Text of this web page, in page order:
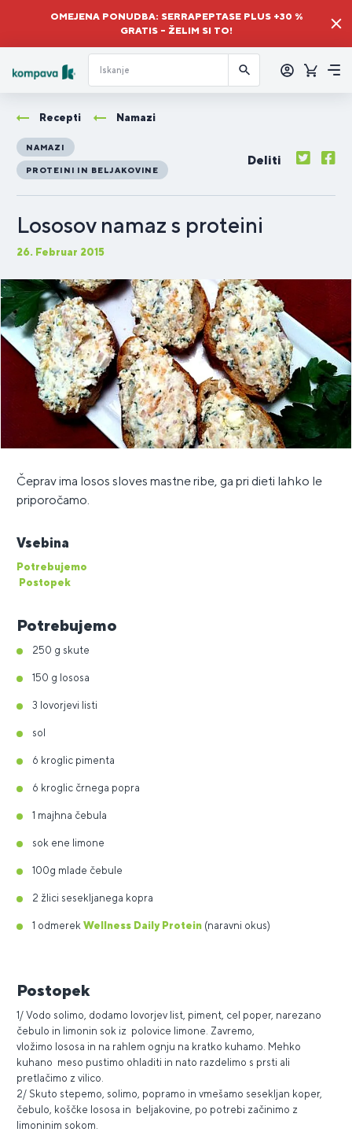
OMEJENA PONUDBA: SERRAPEPTASE PLUS +30 %
GRATIS – ŽELIM SI TO!
Recepti Namazi
NAMAZI
PROTEINI IN BELJAKOVINE
Deliti
Lososov namaz s proteini
26. Februar 2015
Čeprav ima losos sloves mastne ribe, ga pri dieti lahko le
priporočamo.
Vsebina
Potrebujemo
Postopek
Potrebujemo
250 g skute
150 g lososa
3 lovorjevi listi
sol
6 kroglic pimenta
6 kroglic črnega popra
1 majhna čebula
sok ene limone
100g mlade čebule
2 žlici sesekljanega kopra
1 odmerek Wellness Daily Protein (naravni okus)
Postopek
1/ Vodo solimo, dodamo lovorjev list, piment, cel poper, narezano
čebulo in limonin sok iz polovice limone. Zavremo,
vložimo lososa in na rahlem ognju na kratko kuhamo. Mehko
kuhano meso pustimo ohladiti in nato razdelimo s prsti ali
pretlačimo z vilico.
2/ Skuto stepemo, solimo, popramo in vmešamo sesekljan koper,
čebulo, koščke lososa in beljakovine, po potrebi začinimo z
limoninim sokom.